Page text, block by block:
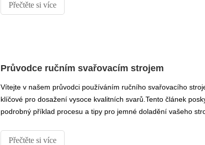
Přečtěte si více
Průvodce ručním svařovacím strojem
Vítejte v našem průvodci používáním ručního svařovacího
klíčové pro dosažení vysoce kvalitních svarů.Tento článek
podrobný příklad procesu a tipy pro jemné doladění vašeho
Přečtěte si více